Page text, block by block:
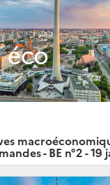
- BE n°2 - 19